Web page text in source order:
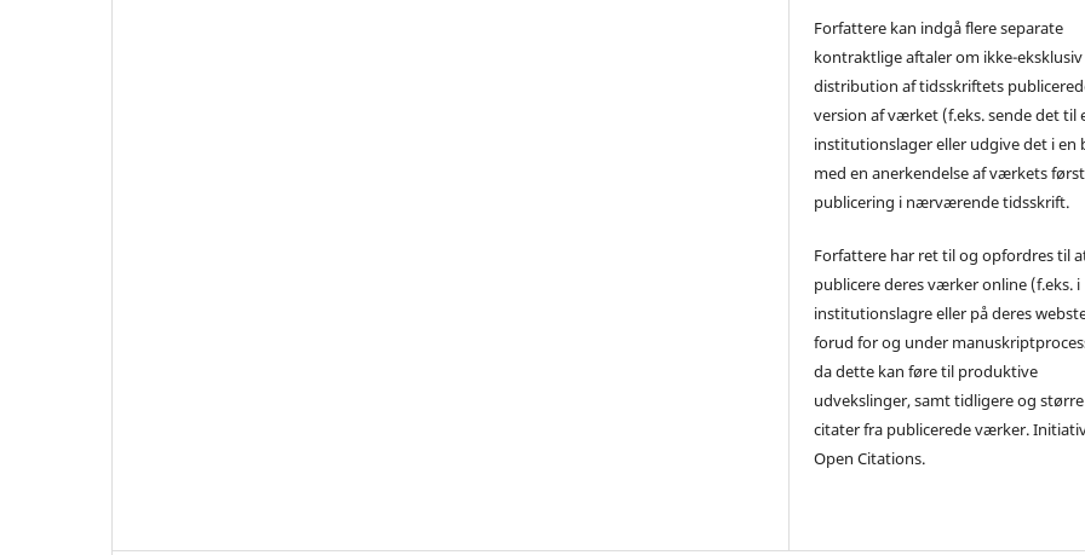
Forfattere kan indgå flere separate
kontraktlige aftaler om ikke-eksklusiv
distribution af tidsskriftets
version af værket (f.eks. sende det til
institutionslager eller udgive det i en
med en anerkendelse af værkets
publicering i nærværende tidsskrift.
Forfattere har ret til og opfordres til
publicere deres værker online (f.eks. i
institutionslagre eller på deres
forud for og under
da dette kan føre til produktive
udvekslinger, samt tidligere og større
citater fra publicerede værker.
Open Citations.